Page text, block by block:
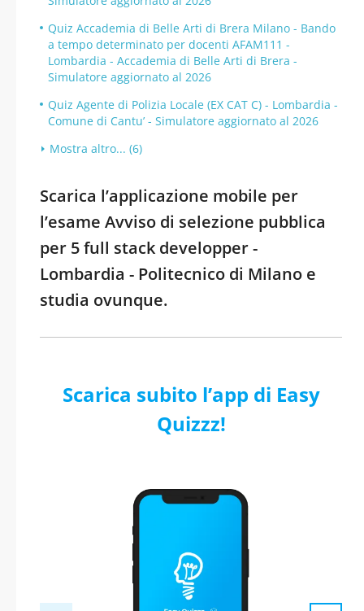
Quiz Accademia di Belle Arti di Brera Milano - Bando
a tempo determinato per docenti AFAM111 -
Lombardia - Accademia di Belle Arti di Brera -
Simulatore aggiornato al 2026
Quiz Agente di Polizia Locale (EX CAT C) - Lombardia -
Comune di Cantu’ - Simulatore aggiornato al 2026
Mostra altro... (6)
Scarica l’applicazione mobile per
l’esame Avviso di selezione pubblica
per 5 full stack developper -
Lombardia - Politecnico di Milano e
studia ovunque.
Scarica subito l’app di Easy
Quizzz!